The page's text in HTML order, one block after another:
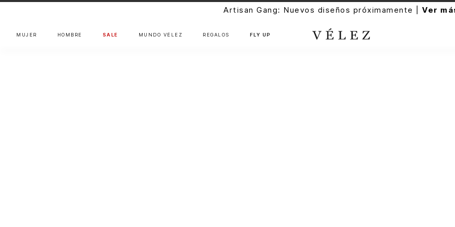
Artisan Gang: Nuevos diseños próximamente |Ver
MUJER HOMBRE SALE MUNDO VÉLEZ REGALOS FLY UP